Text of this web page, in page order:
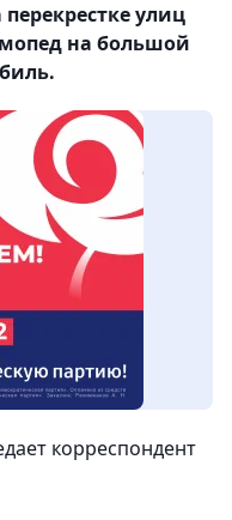
улиц
на большой
корреспондент